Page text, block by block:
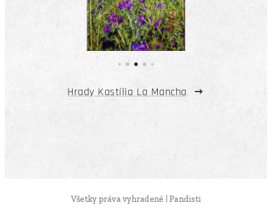
Hrady Kastília La Mancha
Všetky práva vyhradené | Pandisti